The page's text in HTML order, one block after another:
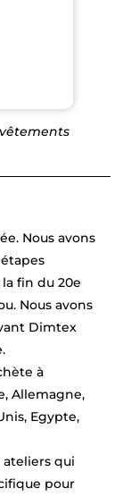
Nous avons
fin du 20e
Nous avons
Dimtex
à
Allemagne,
Egypte,
ateliers qui
pour